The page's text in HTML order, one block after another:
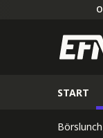
START
Börslunch